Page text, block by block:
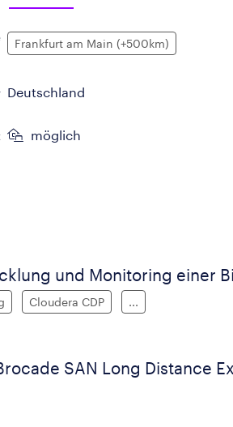
Frankfurt am Main (+500km)
Deutschland
möglich
und Monitoring einer
Cloudera CDP ...
SAN Long Distance